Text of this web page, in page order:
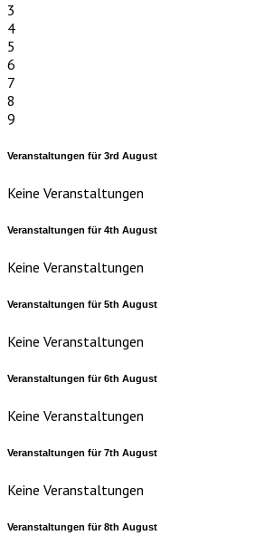
3
4
5
6
7
8
9
Veranstaltungen für3rd August
Keine Veranstaltungen
Veranstaltungen für4th August
Keine Veranstaltungen
Veranstaltungen für5th August
Keine Veranstaltungen
Veranstaltungen für6th August
Keine Veranstaltungen
Veranstaltungen für7th August
Keine Veranstaltungen
Veranstaltungen für8th August